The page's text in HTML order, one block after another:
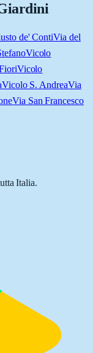
de' ContiVia del
Vicolo
Vicolo
Vicolo S. AndreaVia
Via San Francesco
Italia.